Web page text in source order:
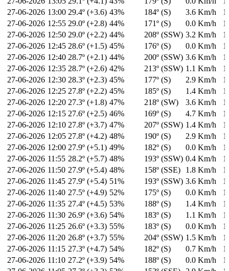
27-06-2026 13:00 29.4º (+3.6) 43% 184º (S) 3.6 Km/h
27-06-2026 12:55 29.0º (+2.8) 44% 171º (S) 0.0 Km/h
27-06-2026 12:50 29.0º (+2.2) 44% 208º (SSW) 3.2 Km/h
27-06-2026 12:45 28.6º (+1.5) 45% 176º (S) 0.0 Km/h
27-06-2026 12:40 28.7º (+2.1) 44% 200º (SSW) 3.6 Km/h
27-06-2026 12:35 28.7º (+2.6) 42% 213º (SSW) 1.1 Km/h
27-06-2026 12:30 28.3º (+2.3) 45% 177º (S) 2.9 Km/h
27-06-2026 12:25 27.8º (+2.2) 45% 185º (S) 1.4 Km/h
27-06-2026 12:20 27.3º (+1.8) 47% 218º (SW) 3.6 Km/h
27-06-2026 12:15 27.6º (+2.5) 46% 169º (S) 4.7 Km/h
27-06-2026 12:10 27.8º (+3.7) 47% 207º (SSW) 1.4 Km/h
27-06-2026 12:05 27.8º (+4.2) 48% 190º (S) 2.9 Km/h
27-06-2026 12:00 27.9º (+5.1) 49% 182º (S) 0.0 Km/h
27-06-2026 11:55 28.2º (+5.7) 48% 193º (SSW) 0.4 Km/h
27-06-2026 11:50 27.9º (+5.4) 48% 158º (SSE) 1.8 Km/h
27-06-2026 11:45 27.9º (+5.4) 51% 193º (SSW) 3.6 Km/h
27-06-2026 11:40 27.5º (+4.9) 52% 175º (S) 0.0 Km/h
27-06-2026 11:35 27.4º (+4.5) 53% 188º (S) 1.4 Km/h
27-06-2026 11:30 26.9º (+3.6) 54% 183º (S) 1.1 Km/h
27-06-2026 11:25 26.6º (+3.3) 55% 183º (S) 0.0 Km/h
27-06-2026 11:20 26.8º (+3.7) 55% 204º (SSW) 1.5 Km/h
27-06-2026 11:15 27.3º (+4.7) 54% 182º (S) 0.7 Km/h
27-06-2026 11:10 27.2º (+3.9) 54% 188º (S) 0.0 Km/h